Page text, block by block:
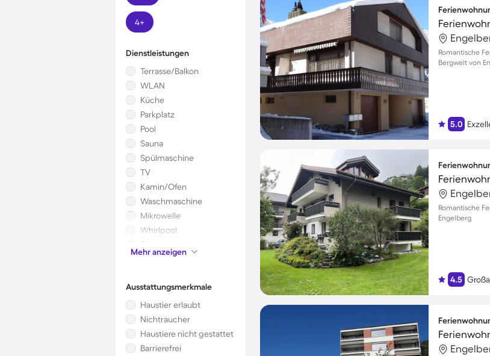
4+
Dienstleistungen
Terrasse/Balkon
WLAN
Küche
Parkplatz
Pool
Sauna
Spülmaschine
TV
Kamin/Ofen
Waschmaschine
Mikrowelle
Whirlpool
Garten
Kinderbett
Mehr anzeigen
Ausstattungsmerkmale
Haustier erlaubt
Nichtraucher
Haustiere nicht gestattet
Barrierefrei
Romantische
Bergwelt von
5.0
Romantische
Engelberg
4.5